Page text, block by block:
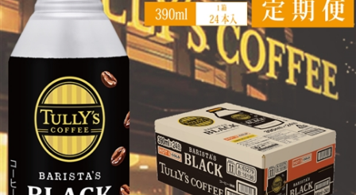
TOP 飲料（酒以外） ソフトドリンク コーヒー 【定